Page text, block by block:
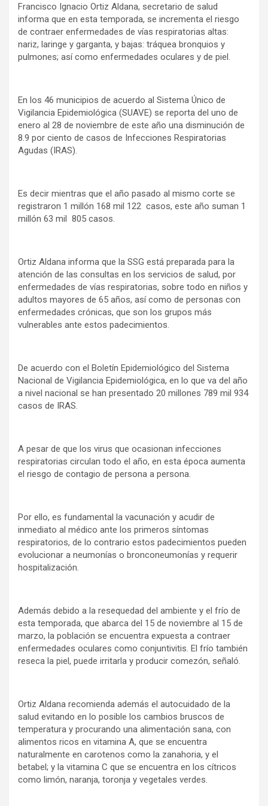
Francisco Ignacio Ortiz Aldana, secretario de salud
informa que en esta temporada, se incrementa el riesgo
de contraer enfermedades de vías respiratorias altas:
nariz, laringe y garganta, y bajas: tráquea bronquios y
pulmones; así como enfermedades oculares y de piel.
En los 46 municipios de acuerdo al Sistema Único de
Vigilancia Epidemiológica (SUAVE) se reporta del uno de
enero al 28 de noviembre de este año una disminución de
8.9 por ciento de casos de Infecciones Respiratorias
Agudas (IRAS).
Es decir mientras que el año pasado al mismo corte se
registraron 1 millón 168 mil 122 casos, este año suman 1
millón 63 mil 805 casos.
Ortiz Aldana informa que la SSG está preparada para la
atención de las consultas en los servicios de salud, por
enfermedades de vías respiratorias, sobre todo en niños y
adultos mayores de 65 años, así como de personas con
enfermedades crónicas, que son los grupos más
vulnerables ante estos padecimientos.
De acuerdo con el Boletín Epidemiológico del Sistema
Nacional de Vigilancia Epidemiológica, en lo que va del año
a nivel nacional se han presentado 20 millones 789 mil 934
casos de IRAS.
A pesar de que los virus que ocasionan infecciones
respiratorias circulan todo el año, en esta época aumenta
el riesgo de contagio de persona a persona.
Por ello, es fundamental la vacunación y acudir de
inmediato al médico ante los primeros síntomas
respiratorios, de lo contrario estos padecimientos pueden
evolucionar a neumonías o bronconeumonías y requerir
hospitalización.
Además debido a la resequedad del ambiente y el frío de
esta temporada, que abarca del 15 de noviembre al 15 de
marzo, la población se encuentra expuesta a contraer
enfermedades oculares como conjuntivitis. El frío también
reseca la piel, puede irritarla y producir comezón, señaló.
Ortiz Aldana recomienda además el autocuidado de la
salud evitando en lo posible los cambios bruscos de
temperatura y procurando una alimentación sana, con
alimentos ricos en vitamina A, que se encuentra
naturalmente en carotenos como la zanahoria, y el
betabel; y la vitamina C que se encuentra en los cítricos
como limón, naranja, toronja y vegetales verdes.